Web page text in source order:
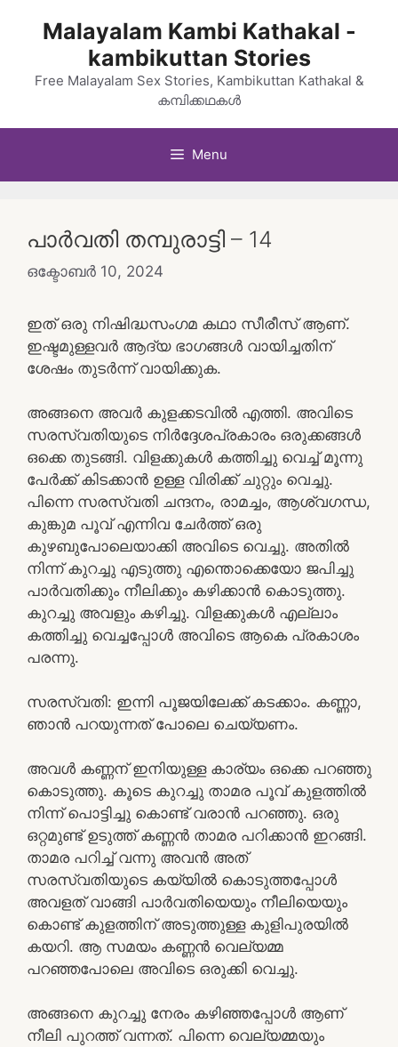
Malayalam Kambi Kathakal -
kambikuttan Stories
Free Malayalam Sex Stories, Kambikuttan Kathakal &
കമ്പിക്കഥകൾ
Menu
പാർവതി തമ്പുരാട്ടി – 14
ഒക്ടോബർ 10, 2024
ഇത് ഒരു നിഷിദ്ധസംഗമ കഥാ സീരീസ് ആണ്.
ഇഷ്ടമുള്ളവർ ആദ്യ ഭാഗങ്ങൾ വായിച്ചതിന്
ശേഷം തുടർന്ന് വായിക്കുക.
അങ്ങനെ അവർ കുളക്കടവിൽ എത്തി. അവിടെ
സരസ്വതിയുടെ നിർദ്ദേശപ്രകാരം ഒരുക്കങ്ങൾ
ഒക്കെ തുടങ്ങി. വിളക്കുകൾ കത്തിച്ചു വെച്ച് മൂന്നു
പേർക്ക് കിടക്കാൻ ഉള്ള വിരിക്ക് ചുറ്റും വെച്ചു.
പിന്നെ സരസ്വതി ചന്ദനം, രാമച്ചം, ആശ്വഗന്ധ,
കുങ്കുമ പൂവ് എന്നിവ ചേർത്ത് ഒരു
കുഴബുപോലെയാക്കി അവിടെ വെച്ചു. അതിൽ
നിന്ന് കുറച്ചു എടുത്തു എന്തൊക്കെയോ ജപിച്ചു
പാർവതിക്കും നീലിക്കും കഴിക്കാൻ കൊടുത്തു.
കുറച്ചു അവളും കഴിച്ചു. വിളക്കുകൾ എല്ലാം
കത്തിച്ചു വെച്ചപ്പോൾ അവിടെ ആകെ പ്രകാശം
പരന്നു.
സരസ്വതി: ഇന്നി പൂജയിലേക്ക് കടക്കാം. കണ്ണാ,
ഞാൻ പറയുന്നത് പോലെ ചെയ്യണം.
അവൾ കണ്ണന് ഇനിയുള്ള കാര്യം ഒക്കെ പറഞ്ഞു
കൊടുത്തു. കൂടെ കുറച്ചു താമര പൂവ് കുളത്തിൽ
നിന്ന് പൊട്ടിച്ചു കൊണ്ട് വരാൻ പറഞ്ഞു. ഒരു
ഒറ്റമുണ്ട് ഉടുത്ത് കണ്ണൻ താമര പറിക്കാൻ ഇറങ്ങി.
താമര പറിച്ച് വന്നു അവൻ അത്
സരസ്വതിയുടെ കയ്യിൽ കൊടുത്തപ്പോൾ
അവളത് വാങ്ങി പാർവതിയെയും നീലിയെയും
കൊണ്ട് കുളത്തിന് അടുത്തുള്ള കുളിപുരയിൽ
കയറി. ആ സമയം കണ്ണൻ വെല്യമ്മ
പറഞ്ഞപോലെ അവിടെ ഒരുക്കി വെച്ചു.
അങ്ങനെ കുറച്ചു നേരം കഴിഞ്ഞപ്പോൾ ആണ്
നീലി പുറത്ത് വന്നത്. പിന്നെ വെല്യമ്മയും